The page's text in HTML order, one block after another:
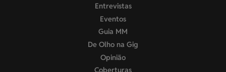
Entrevistas
Eventos
Guia MM
De Olho na Gig
Opinião
Coberturas